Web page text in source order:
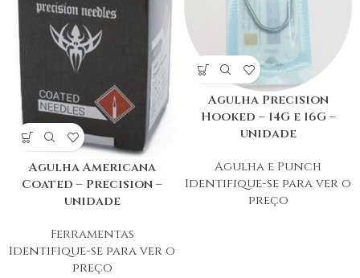
Agulha Americana
Coated – Precision –
unidade
Ferramentas
Identifique-se para ver o
preço
Agulha Precision
Hooked – 14G e 16G –
unidade
Agulha e Punch
Identifique-se para ver o
preço